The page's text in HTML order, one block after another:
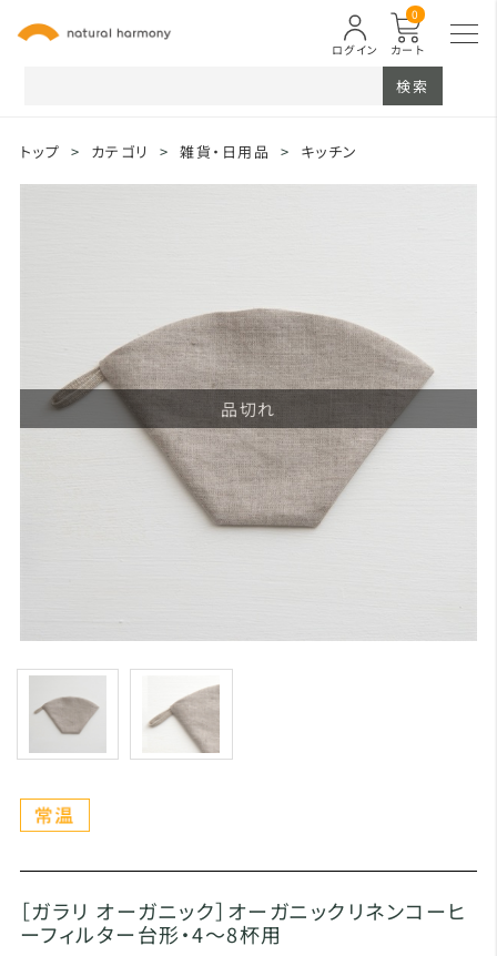
カート
0
ログイン
検索
トップ > カテゴリ > 雑貨・日用品 > キッチン
品切れ
［ガラリ オーガニック］オーガニックリネンコーヒ
ーフィルター台形・4～8杯用